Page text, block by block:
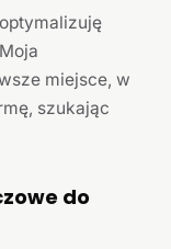
miejsce, w
szukając
do